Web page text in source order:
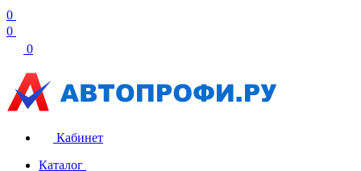
0
0
0
Кабинет
Каталог